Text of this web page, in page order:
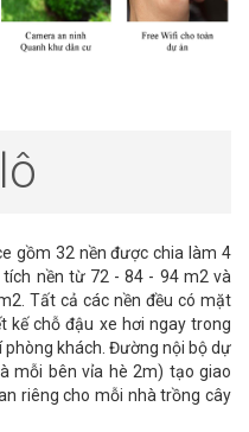
gồm 32 nền được chia làm 4
tích nền từ 72 - 84 - 94 m2 và
Tất cả các nền đều có mặt
kế chỗ đậu xe hơi ngay trong
phòng khách. Đường nội bộ dự
mỗi bên vỉa hè 2m) tạo giao
riêng cho mỗi nhà trồng cây